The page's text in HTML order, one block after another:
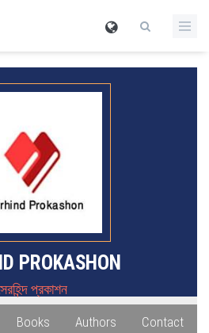
PROKASHON
প্রকাশন
Books Authors Contact